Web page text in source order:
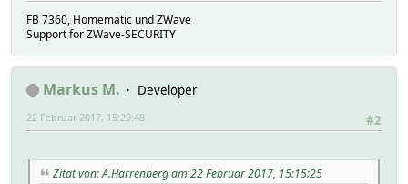
FB 7360, Homematic und ZWave
Support for ZWave-SECURITY
Markus M.
Developer
#2
22 Februar 2017, 15:29:48
Zitat von: A.Harrenberg am 22 Februar 2017, 15:15:25